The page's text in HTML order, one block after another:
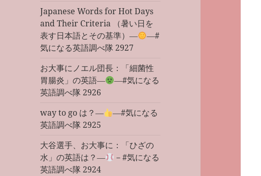
Japanese Words for Hot Days
and Their Criteria （暑い日を
表す日本語とその基準）―
―#
気になる英語調べ隊 2927
お大事にノエル団長：「細菌性
胃腸炎」の英語―
―#気になる
英語調べ隊 2926
way to go は？―
―#気になる
英語調べ隊 2925
大谷選手、お大事に：「ひざの
水」の英語は？―
－#気になる
英語調べ隊 2924